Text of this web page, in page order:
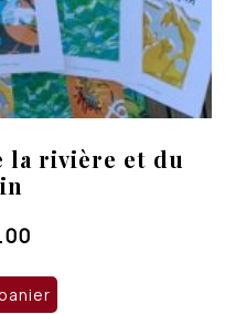
la rivière et du